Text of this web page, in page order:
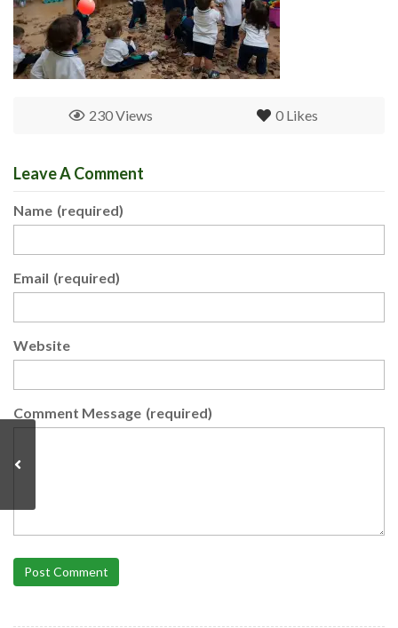
0 Likes
230 Views
Leave A Comment
Name (required)
Email (required)
Website
Comment Message (required)
Post Comment